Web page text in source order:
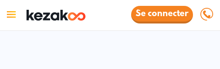
Se connecter